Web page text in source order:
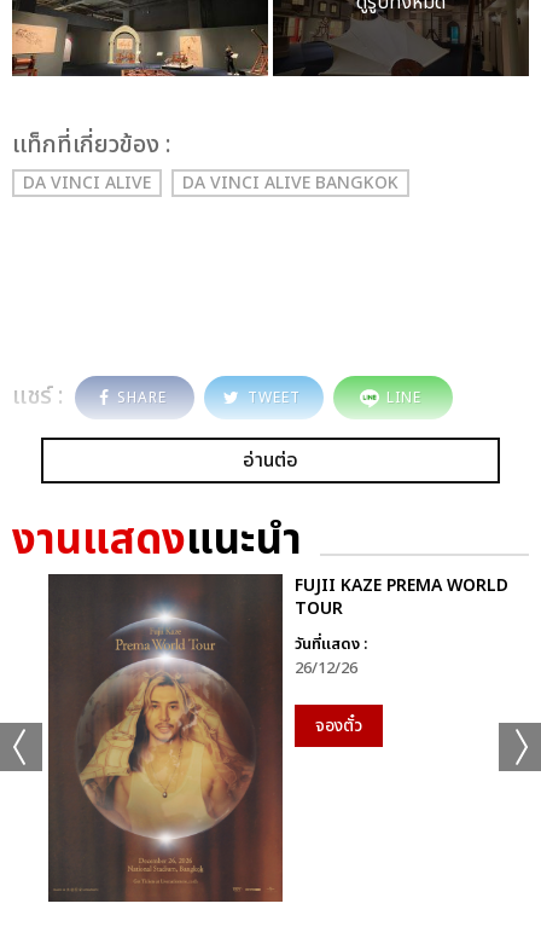
เเท็กที่เกี่ยวข้อง :
DA VINCI ALIVE DA VINCI ALIVE BANGKOK
แชร์ : SHARE TWEET LINE
อ่านต่อ
งานแสดงแนะนำ
FUJII KAZE PREMA WORLD
TOUR
วันที่แสดง :
26/12/26
จองตั๋ว